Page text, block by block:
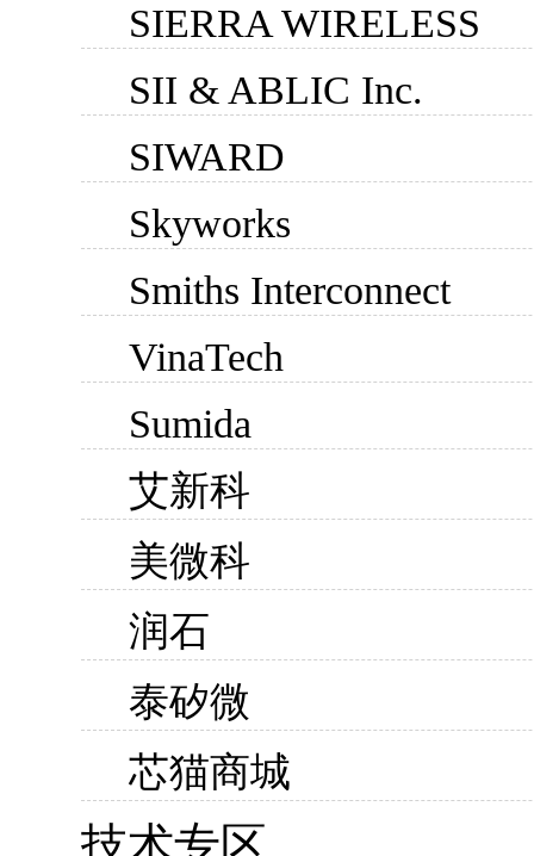
SIERRA WIRELESS
SII & ABLIC Inc.
SIWARD
Skyworks
Smiths Interconnect
VinaTech
Sumida
艾新科
美微科
润石
泰矽微
芯猫商城
技术专区